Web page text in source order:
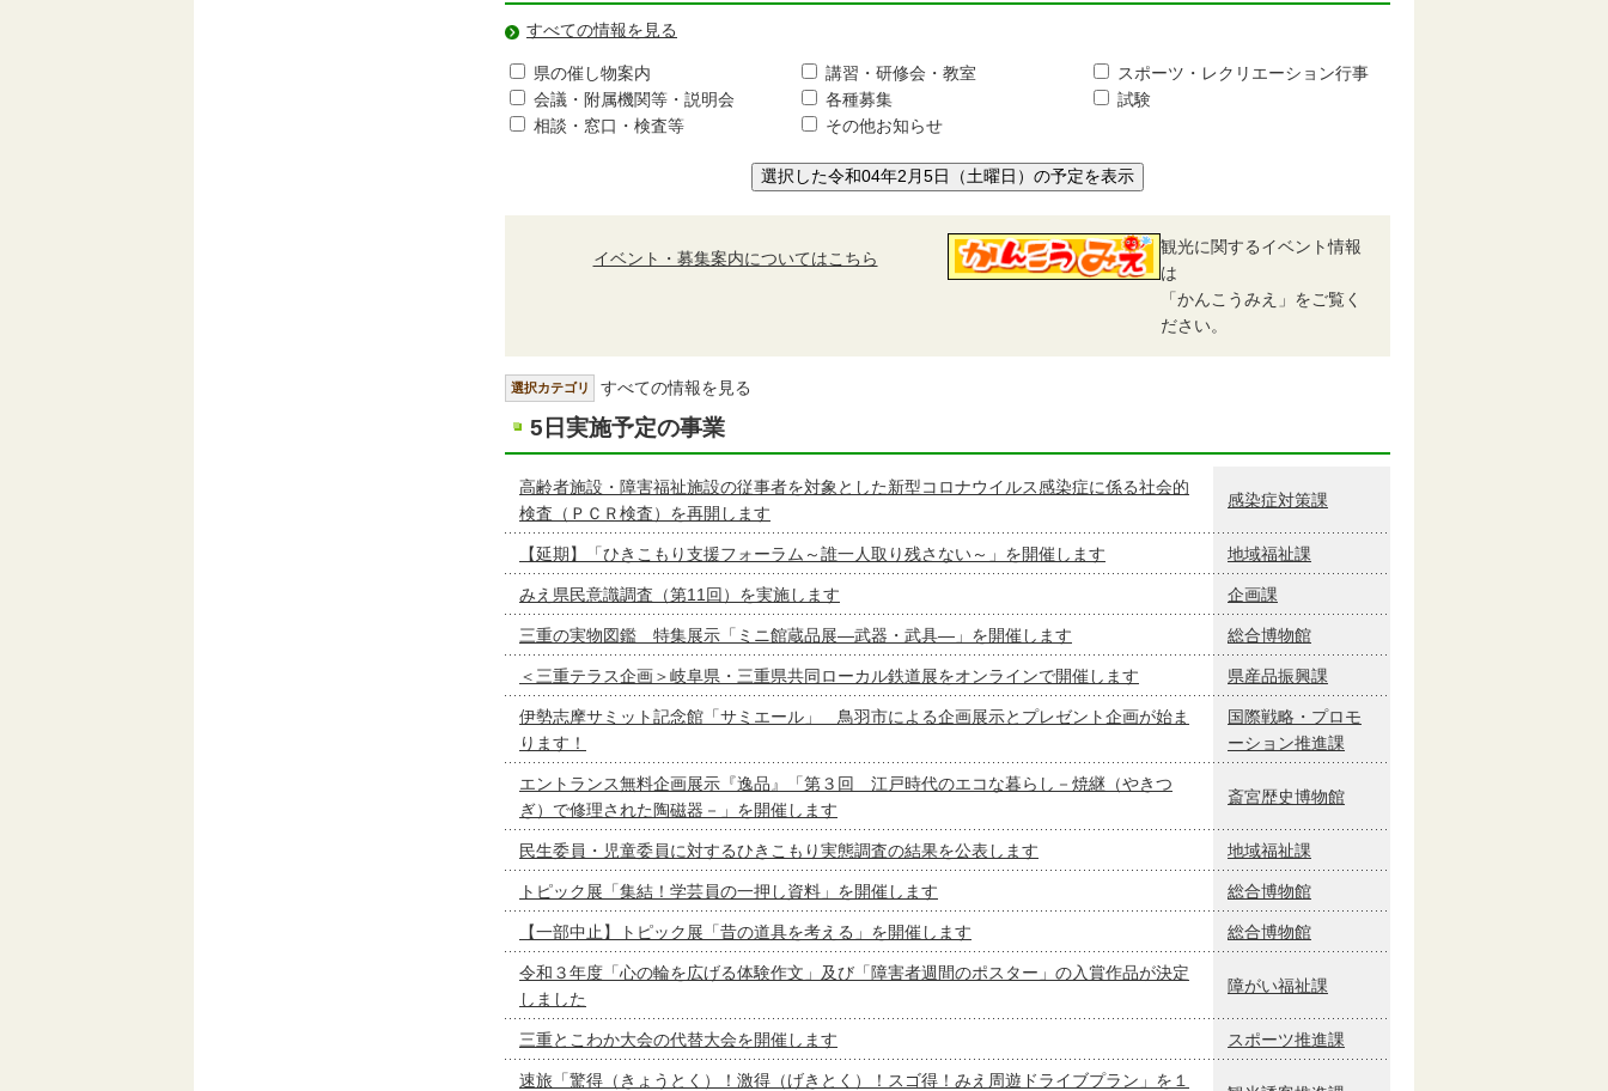
すべての情報を見る
県の催し物案内 講習・研修会・教室
スポーツ・レクリエーション行事
会議・附属機関等・説明会
各種募集
試験
相談・窓口・検査等
その他お知らせ
選択した令和04年2月5日（土曜日）の予定を表示
イベント・募集案内についてはこちら
観光に関するイベント情報
は
「かんこうみえ」をご覧く
ださい。
選択カテゴリ すべての情報を見る
5日実施予定の事業
高齢者施設・障害福祉施設の従事者を対象とした新型コロナウイルス感染症に係る社会的
検査（ＰＣＲ検査）を再開します
感染症対策課
【延期】「ひきこもり支援フォーラム～誰一人取り残さない～」を開催します 地域福祉課
みえ県民意識調査（第11回）を実施します 企画課
三重の実物図鑑 特集展示「ミニ館蔵品展―武器・武具―」を開催します 総合博物館
＜三重テラス企画＞岐阜県・三重県共同ローカル鉄道展をオンラインで開催します 県産品振興課
伊勢志摩サミット記念館「サミエール」 鳥羽市による企画展示とプレゼント企画が始ま
ります！
国際戦略・プロモ
ーション推進課
エントランス無料企画展示『逸品』「第３回 江戸時代のエコな暮らし－焼継（やきつ
ぎ）で修理された陶磁器－」を開催します
斎宮歴史博物館
民生委員・児童委員に対するひきこもり実態調査の結果を公表します 地域福祉課
トピック展「集結！学芸員の一押し資料」を開催します 総合博物館
【一部中止】トピック展「昔の道具を考える」を開催します 総合博物館
令和３年度「心の輪を広げる体験作文」及び「障害者週間のポスター」の入賞作品が決定
しました
障がい福祉課
三重とこわか大会の代替大会を開催します スポーツ推進課
速旅「驚得（きょうとく）！激得（げきとく）！スゴ得！みえ周遊ドライブプラン」を１